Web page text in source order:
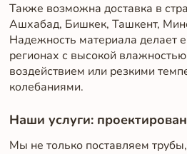
Также возможна доставка в
Ашхабад, Бишкек, Ташкент,
Надежность материала делает
регионах с высокой
воздействием или резкими
колебаниями.
Наши услуги:
Мы не только поставляем